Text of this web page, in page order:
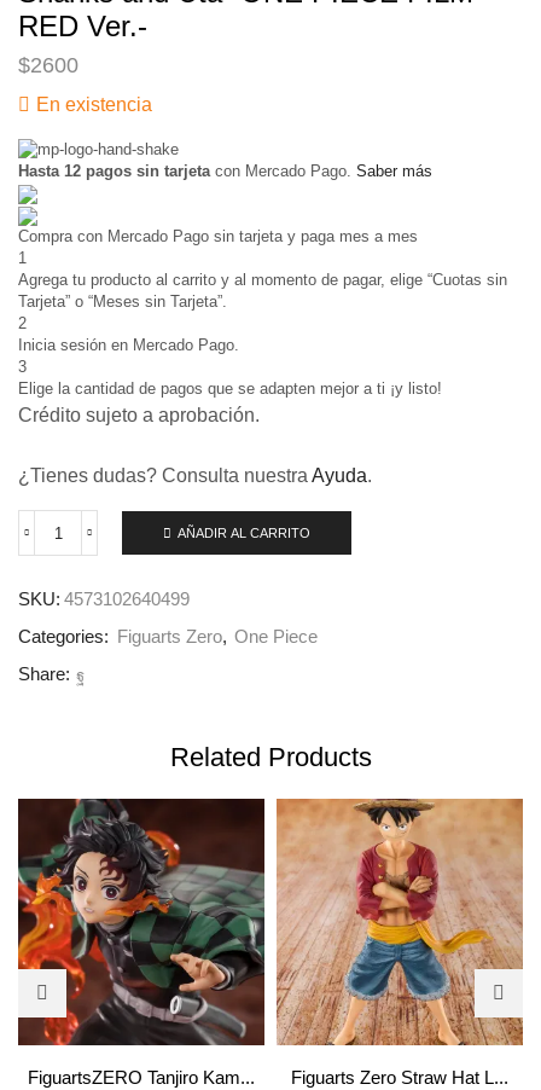
RED Ver.-
$2600
En existencia
Hasta 12 pagos sin tarjetacon Mercado Pago. Saber más
Compra con Mercado Pago sin tarjeta y paga mes a mes
1
Agrega tu producto al carrito y al momento de pagar, elige “Cuotas sin
Tarjeta” o “Meses sin Tarjeta”.
2
Inicia sesión en Mercado Pago.
3
Elige la cantidad de pagos que se adapten mejor a ti ¡y listo!
Crédito sujeto a aprobación.
¿Tienes dudas? Consulta nuestra Ayuda.
AÑADIR AL CARRITO
SKU: 4573102640499
Categories:
Figuarts Zero, One Piece
Share:
Related Products
FiguartsZERO Tanjiro Kam... Figuarts Zero Straw Hat L...